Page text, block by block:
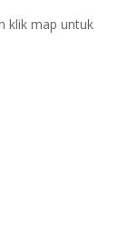
klik map untuk